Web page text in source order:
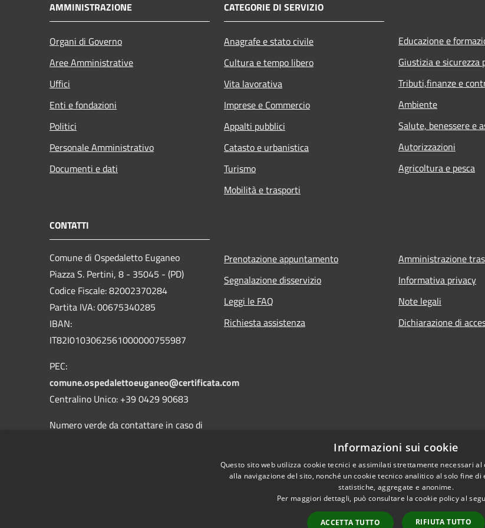
AMMINISTRAZIONE
Organi di Governo
Aree Amministrative
Uffici
Enti e fondazioni
Politici
Personale Amministrativo
Documenti e dati
CATEGORIE DI SERVIZIO
Anagrafe e stato civile
Cultura e tempo libero
Vita lavorativa
Imprese e Commercio
Appalti pubblici
Catasto e urbanistica
Turismo
Mobilità e trasporti
Educazione e
Giustizia e sicurezza
Tributi,finanze e
Ambiente
Salute, benessere e
Autorizzazioni
Agricoltura e pesca
CONTATTI
Comune di Ospedaletto Euganeo
Piazza S. Pertini, 8 - 35045 - (PD)
Codice Fiscale: 82002370284
Partita IVA: 00675340285
IBAN:
IT82I0103062561000000755987
PEC:
comune.ospedalettoeuganeo@certificata.com
Centralino Unico: +39 0429 90683
Numero verde da contattare in caso di
Prenotazione appuntamento
Segnalazione disservizio
Leggi le FAQ
Richiesta assistenza
Amministrazione
Informativa privacy
Note legali
Dichiarazione di
Informazioni sui cookie
Questo sito web utilizza cookie tecnici e assimilati strettamente necessari
alla navigazione del sito, nonché un cookie tecnico analitico al solo fine
statistiche, aggregate e anonime.
Per maggiori dettagli, può consultare la cookie policy al
ACCETTA TUTTO RIFIUTA TUTTO